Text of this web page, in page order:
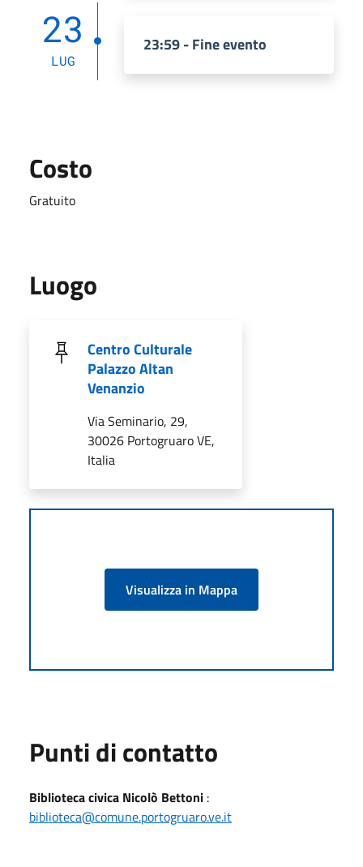
23
LUG
23:59 - Fine evento
Costo
Gratuito
Luogo
Centro Culturale
Palazzo Altan
Venanzio
Via Seminario, 29,
30026 Portogruaro VE,
Italia
Visualizza in Mappa
Punti di contatto
Biblioteca civica Nicolò Bettoni :
biblioteca@comune.portogruaro.ve.it